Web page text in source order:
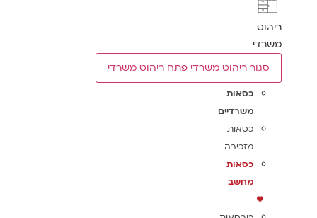
ריהוט
משרדי
סגור ריהוט משרדי פתח ריהוט משרדי
כסאות
משרדיים
כסאות
מזכירה
כסאות
מחשב